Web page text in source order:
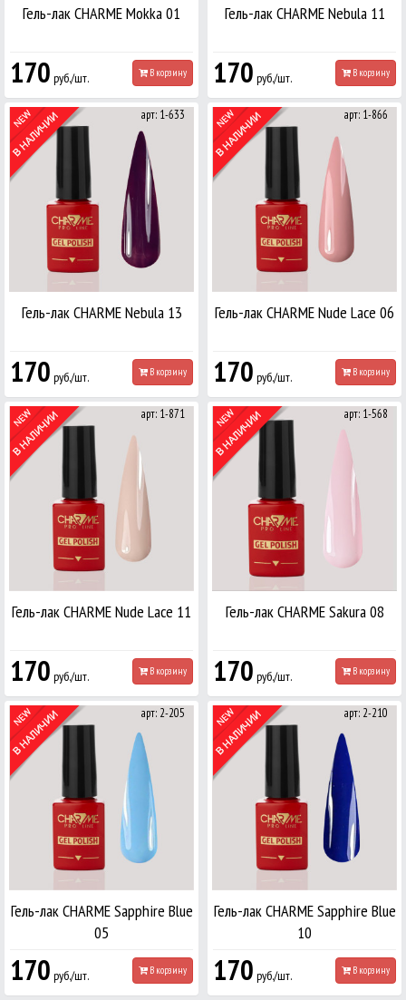
Гель-лак CHARME Mokka 01
170 руб./шт. В корзину
Гель-лак CHARME Nebula 11
170 руб./шт. В корзину
арт: 1-633
Гель-лак CHARME Nebula 13
170 руб./шт. В корзину
арт: 1-866
Гель-лак CHARME Nude Lace 06
170 руб./шт. В корзину
арт: 1-871
Гель-лак CHARME Nude Lace 11
170 руб./шт. В корзину
арт: 1-568
Гель-лак CHARME Sakura 08
170 руб./шт. В корзину
арт: 2-205
Гель-лак CHARME Sapphire Blue
05
170 руб./шт. В корзину
арт: 2-210
Гель-лак CHARME Sapphire Blue
10
170 руб./шт. В корзину